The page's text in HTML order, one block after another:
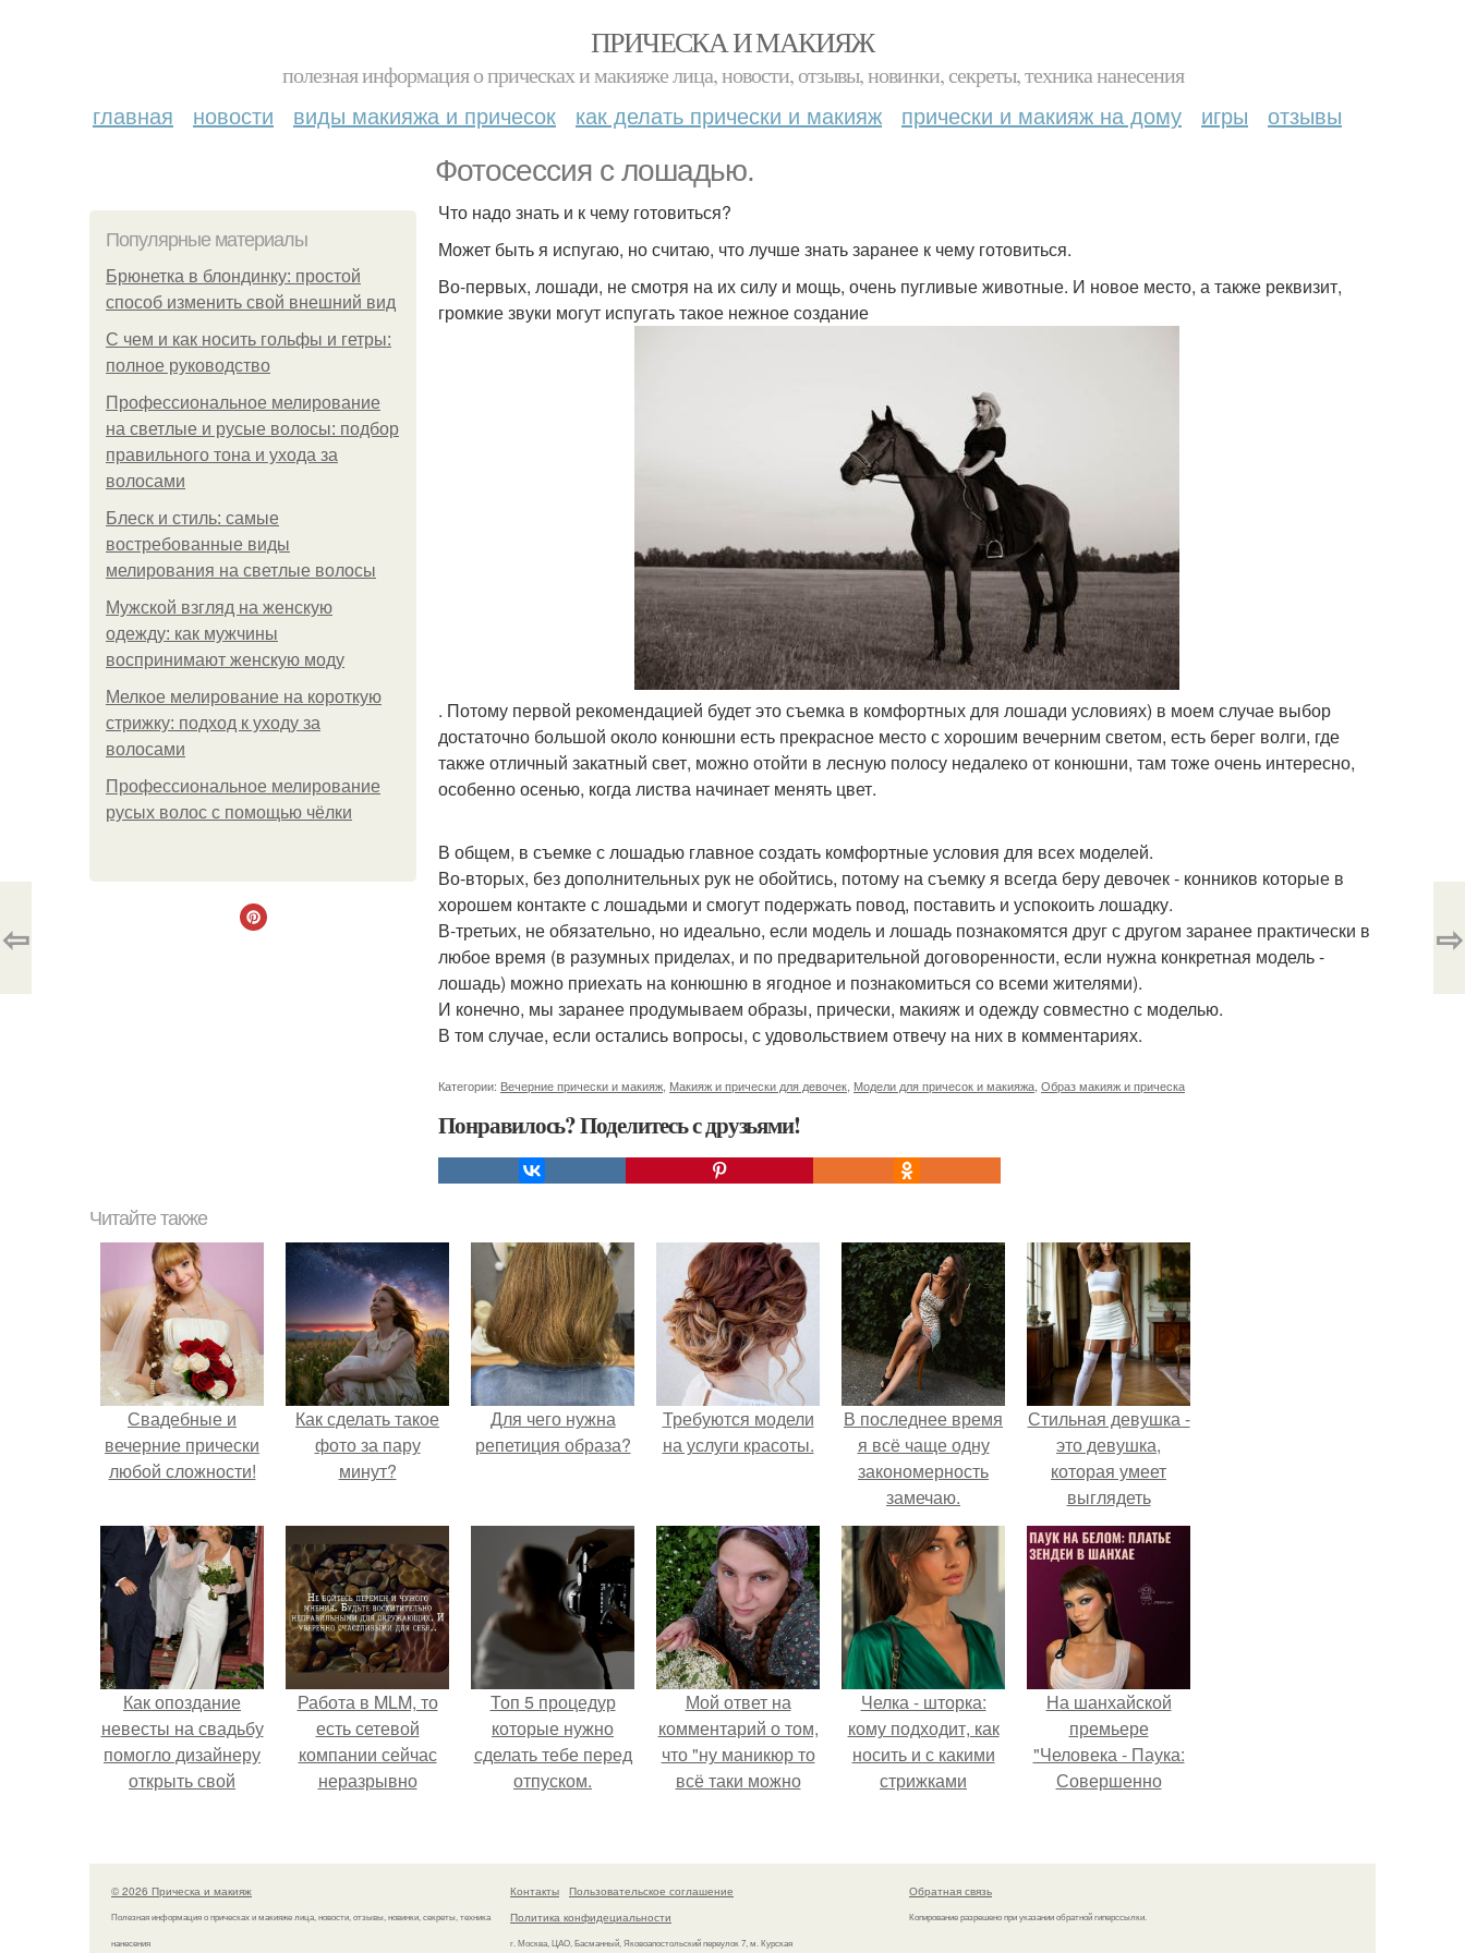
ПРИЧЕСКА И МАКИЯЖ
полезная информация о прическах и макияже лица, новости, отзывы, новинки, секреты, техника нанесения
главная новости виды макияжа и причесок как делать прически и макияж прически и макияж на дому игры отзывы
Фотосессия с лошадью.
Популярные материалы
Брюнетка в блондинку: простой
способ изменить свой внешний вид
С чем и как носить гольфы и гетры:
полное руководство
Профессиональное мелирование
на светлые и русые волосы: подбор
правильного тона и ухода за
волосами
Блеск и стиль: самые
востребованные виды
мелирования на светлые волосы
Мужской взгляд на женскую
одежду: как мужчины
воспринимают женскую моду
Мелкое мелирование на короткую
стрижку: подход к уходу за
волосами
Профессиональное мелирование
русых волос с помощью чёлки
Что надо знать и к чему готовиться?
Может быть я испугаю, но считаю, что лучше знать заранее к чему готовиться.
Во-первых, лошади, не смотря на их силу и мощь, очень пугливые животные. И новое место, а также реквизит,
громкие звуки могут испугать такое нежное создание
. Потому первой рекомендацией будет это съемка в комфортных для лошади условиях) в моем случае выбор
достаточно большой около конюшни есть прекрасное место с хорошим вечерним светом, есть берег волги, где
также отличный закатный свет, можно отойти в лесную полосу недалеко от конюшни, там тоже очень интересно,
особенно осенью, когда листва начинает менять цвет.
В общем, в съемке с лошадью главное создать комфортные условия для всех моделей.
Во-вторых, без дополнительных рук не обойтись, потому на съемку я всегда беру девочек - конников которые в
хорошем контакте с лошадьми и смогут подержать повод, поставить и успокоить лошадку.
В-третьих, не обязательно, но идеально, если модель и лошадь познакомятся друг с другом заранее практически в
любое время (в разумных приделах, и по предварительной договоренности, если нужна конкретная модель -
лошадь) можно приехать на конюшню в ягодное и познакомиться со всеми жителями).
И конечно, мы заранее продумываем образы, прически, макияж и одежду совместно с моделью.
В том случае, если остались вопросы, с удовольствием отвечу на них в комментариях.
Категории: Вечерние прически и макияж Макияж и прически для девочек Модели для причесок и макияжа Образ макияж и прическа
Понравилось? Поделитесь с друзьями!
⇦ ⇨
Читайте также
Свадебные и
вечерние прически
любой сложности!
Как сделать такое
фото за пару
минут?
Для чего нужна
репетиция образа?
Требуются модели
на услуги красоты.
В последнее время
я всё чаще одну
закономерность
замечаю.
Стильная девушка -
это девушка,
которая умеет
выглядеть
привлекательно и
элегантно в любои
ситуации.
Как опоздание
невесты на свадьбу
помогло дизайнеру
открыть свой
Работа в MLM, то
есть сетевой
компании сейчас
неразрывно
своей страницы в
Топ 5 процедур
которые нужно
сделать тебе перед
отпуском.
Мой ответ на
комментарий о том,
что "ну маникюр то
всё таки можно
Челка - шторка:
кому подходит, как
носить и с какими
стрижками
На шанхайской
премьере
"Человека - Паука:
Совершенно
просто очередной
артефакт высокой
© 2026 Прическа и макияж
Полезная информация о прическах и макияже лица, новости, отзывы, новинки, секреты, техника
нанесения
Контакты
Пользовательское соглашение
Политика конфидециальности
г. Москва, ЦАО, Басманный, Яковоапостольский переулок 7, м. Курская
Обратная связь
Копирование разрешено при указании обратной гиперссылки.